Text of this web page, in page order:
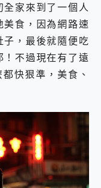
家來到了一個人
食，因為網路速
，最後就隨便吃
不過現在有了遠
快狠準，美食、